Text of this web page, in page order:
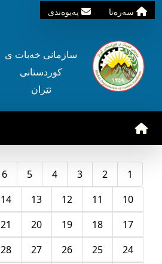
سه‌ره‌تا په‌یوه‌ندی
سازمانی خه‌بات ی
کوردستانی
ئێران
1
2
3
4
5
6
10
11
12
13
14
17
18
19
20
21
24
25
26
27
28